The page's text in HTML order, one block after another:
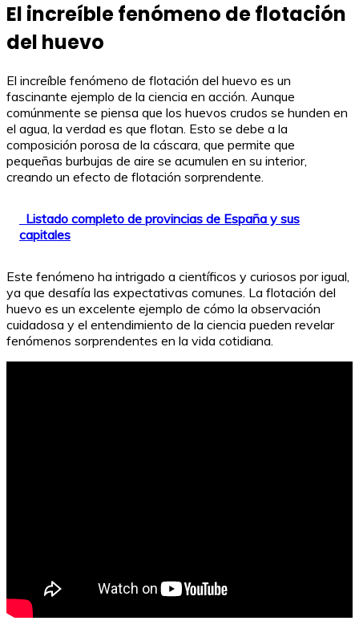
El increíble fenómeno de flotación
del huevo
El increíble fenómeno de flotación del huevo es un
fascinante ejemplo de la ciencia en acción. Aunque
comúnmente se piensa que los huevos crudos se hunden en
el agua, la verdad es que flotan. Esto se debe a la
composición porosa de la cáscara, que permite que
pequeñas burbujas de aire se acumulen en su interior,
creando un efecto de flotación sorprendente.
Listado completo de provincias de España y sus
capitales
Este fenómeno ha intrigado a científicos y curiosos por igual,
ya que desafía las expectativas comunes. La flotación del
huevo es un excelente ejemplo de cómo la observación
cuidadosa y el entendimiento de la ciencia pueden revelar
fenómenos sorprendentes en la vida cotidiana.